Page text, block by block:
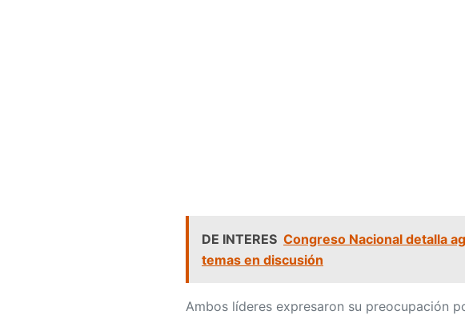
DE INTERES Congreso Nacional detalla
temas en discusión
Ambos líderes expresaron su preocupación